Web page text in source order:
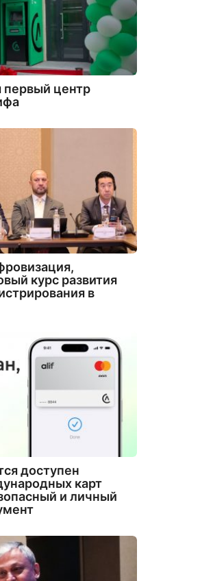
первый центр
курс развития
в
доступен
карт
и личный